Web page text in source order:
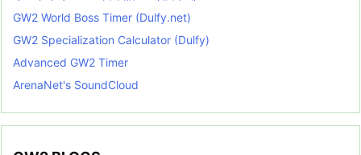
GW2 World Boss Timer (Dulfy.net)
GW2 Specialization Calculator (Dulfy)
Advanced GW2 Timer
ArenaNet's SoundCloud